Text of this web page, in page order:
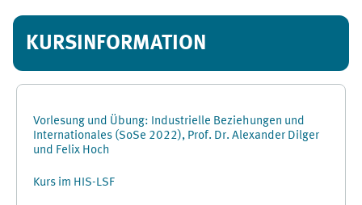
KURSINFORMATION
Vorlesung und Übung: Industrielle Beziehungen und
Internationales (SoSe 2022), Prof. Dr. Alexander Dilger
und Felix Hoch
Kurs im HIS-LSF